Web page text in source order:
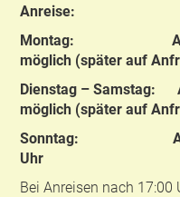
Anreise:
Montag: Anreise
möglich (später auf
Dienstag – Samstag:
möglich (später auf
Sonntag: Anreise
Uhr
Bei Anreisen nach